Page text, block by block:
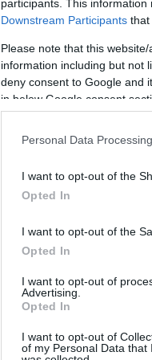
participants. This
Downstream Participants that
Please note that this
information including but not
deny consent to Google and
in below Google consent
Personal Data
I want to opt-out of the
Opted In
I want to opt-out of the
Opted In
I want to opt-out of
Advertising.
Opted In
I want to opt-out of
of my Personal Data that